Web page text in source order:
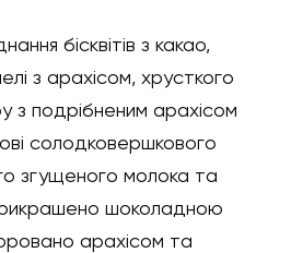
бісквітів з какао,
з арахісом, хрусткого
з подрібненим арахісом
солодковершкового
згущеного молока та
шоколадною
арахісом та